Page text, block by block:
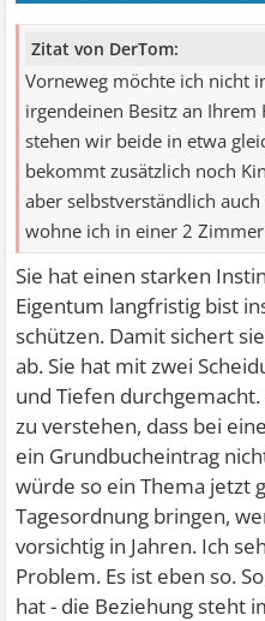
Zitat von DerTom:
Vorneweg möchte ich nicht
irgendeinen Besitz an Ihrem
stehen wir beide in etwa
bekommt zusätzlich noch
aber selbstverständlich
wohne ich in einer 2
Sie hat einen starken
Eigentum langfristig bist
schützen. Damit sichert
ab. Sie hat mit zwei
und Tiefen
zu verstehen, dass bei
ein Grundbucheintrag
würde so ein Thema jetzt
Tagesordnung bringen,
vorsichtig in Jahren. Ich
Problem. Es ist eben so.
hat - die Beziehung steht